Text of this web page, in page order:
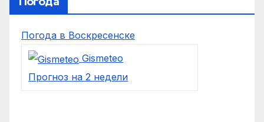
Погода в Воскресенске
Gismeteo
Прогноз на 2 недели